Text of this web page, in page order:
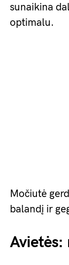
sunaikina
optimalu.
Močiutė
balandį ir
Avietės: